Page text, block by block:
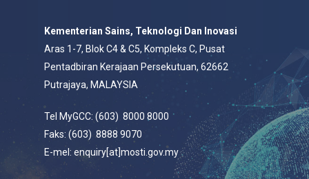
Kementerian Sains, Teknologi Dan Inovasi
Aras 1-7, Blok C4 & C5, Kompleks C, Pusat
Pentadbiran Kerajaan Persekutuan, 62662
Putrajaya, MALAYSIA
Tel MyGCC: (603) 8000 8000
Faks: (603) 8888 9070
E-mel: enquiry[at]mosti.gov.my